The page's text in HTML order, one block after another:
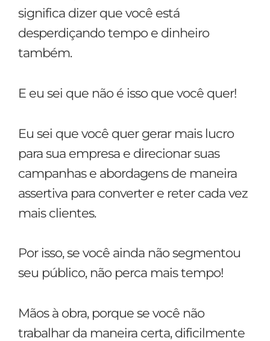
significa dizer que você está
desperdiçando tempo e dinheiro
também.
E eu sei que não é isso que você quer!
Eu sei que você quer gerar mais lucro
para sua empresa e direcionar suas
campanhas e abordagens de maneira
assertiva para converter e reter cada vez
mais clientes.
Por isso, se você ainda não segmentou
seu público, não perca mais tempo!
Mãos à obra, porque se você não
trabalhar da maneira certa, dificilmente